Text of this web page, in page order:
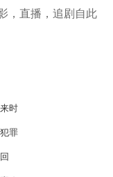
，直播，追剧自此
时
罪